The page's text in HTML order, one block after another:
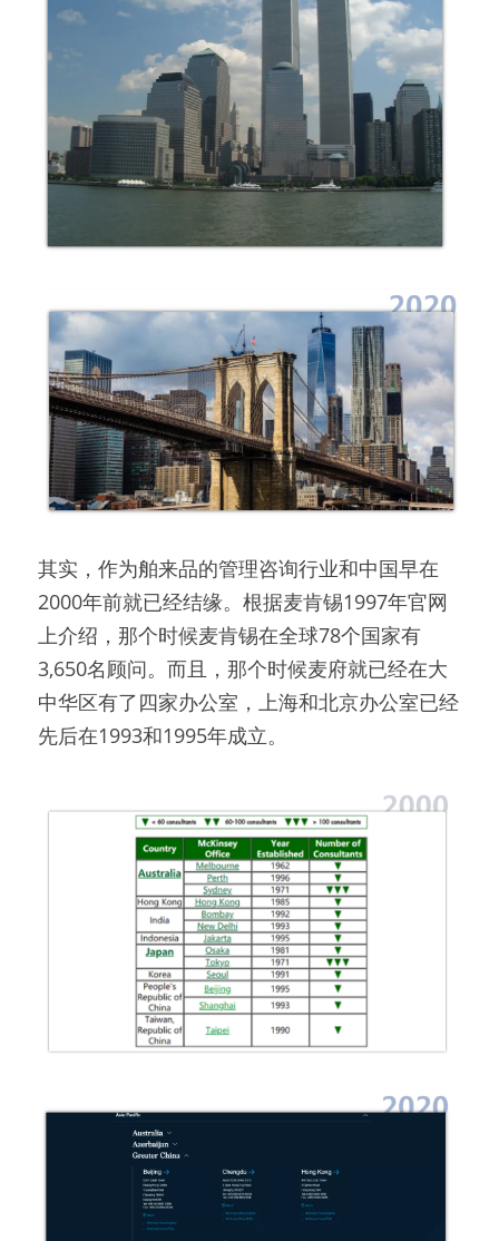
其实，作为舶来品的管理咨询行业和中国早在
2000年前就已经结缘。根据麦肯锡1997年官网
上介绍，那个时候麦肯锡在全球78个国家有
3,650名顾问。而且，那个时候麦府就已经在大
中华区有了四家办公室，上海和北京办公室已经
先后在1993和1995年成立。